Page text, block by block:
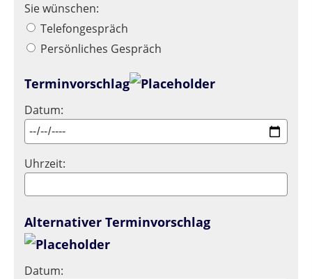
Sie wünschen:
Telefongespräch
Persönliches Gespräch
Terminvorschlag
Datum:
Uhrzeit:
Alternativer Terminvorschlag
Datum: